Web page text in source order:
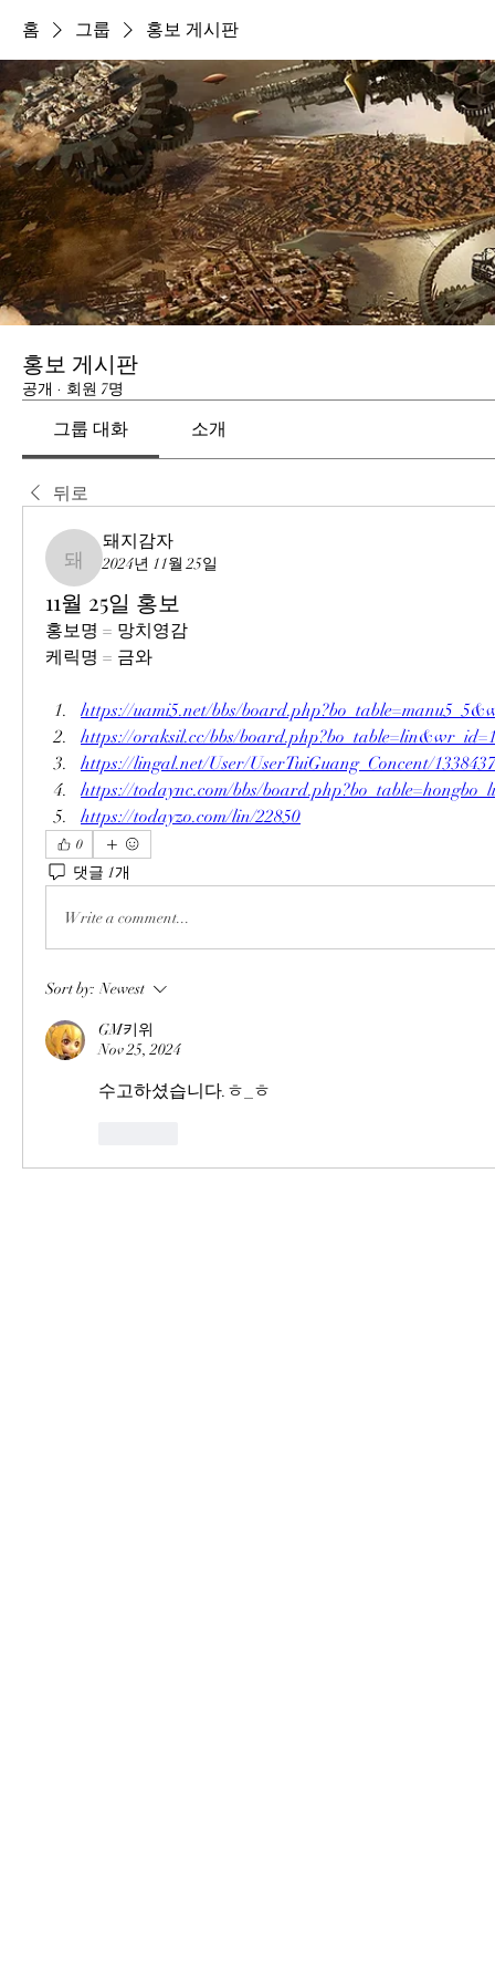
홈 그룹 홍보 게시판
홍보 게시판
공개 · 회원 7명
그룹 대화 소개
뒤로
돼지감자
돼지감자
2024년 11월 25일
11월 25일 홍보
홍보명 = 망치영감
케릭명 = 금와
https://uami5.net/bbs/
https://oraksil.cc/bbs/
https://lingal.net/User/UserTuiGuang_Concent/1338437
https://todaync.com/bbs/
https://todayzo.com/lin/22850
0
댓글 1개
Write a comment...
Sort by: Newest
GM키위
Nov 25, 2024
수고하셨습니다.ㅎ_ㅎ